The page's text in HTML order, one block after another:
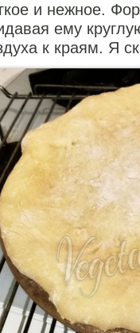
и нежное.
ему
к краям. Я